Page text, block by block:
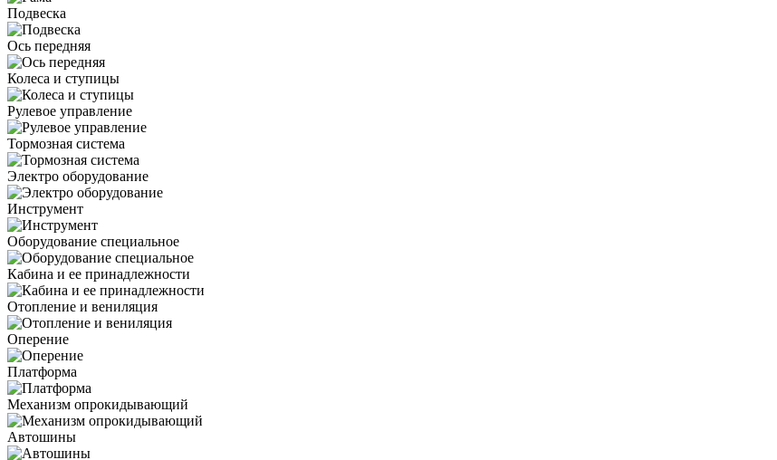
Подвеска
Ось передняя
Колеса и ступицы
Рулевое управление
Тормозная система
Электро оборудование
Инструмент
Оборудование специальное
Кабина и ее принадлежности
Отопление и вениляция
Оперение
Платформа
Механизм опрокидывающий
Автошины